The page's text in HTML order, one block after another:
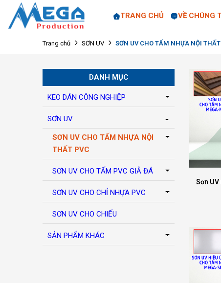
TRANG CHỦ VỀ CHÚNG
Trang chủ SƠN UV SƠN UV CHO TẤM NHỰA NỘI
DANH MỤC
KEO DÁN CÔNG NGHIỆP
SƠN UV
SƠN UV CHO TẤM NHỰA NỘI
THẤT PVC
SƠN UV CHO TẤM PVC GIẢ ĐÁ
SƠN UV CHO CHỈ NHỰA PVC
SƠN UV CHO CHIẾU
SẢN PHẨM KHÁC
Sơn